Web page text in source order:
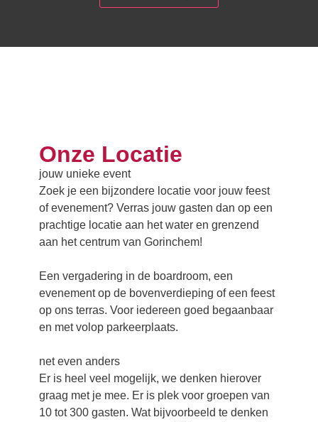
Onze Locatie
jouw unieke event
Zoek je een bijzondere locatie voor jouw feest
of evenement? Verras jouw gasten dan op een
prachtige locatie aan het water en grenzend
aan het centrum van Gorinchem!
Een vergadering in de boardroom, een
evenement op de bovenverdieping of een feest
op ons terras. Voor iedereen goed begaanbaar
en met volop parkeerplaats.
net even anders
Er is heel veel mogelijk, we denken hierover
graag met je mee. Er is plek voor groepen van
10 tot 300 gasten. Wat bijvoorbeeld te denken